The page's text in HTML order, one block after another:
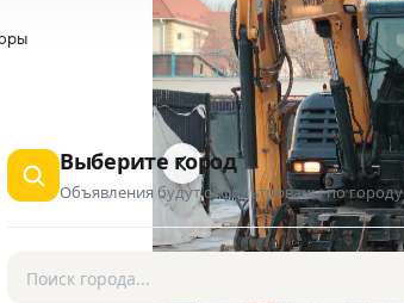
Выберите город
Объявления будут отфильтрованы по городу